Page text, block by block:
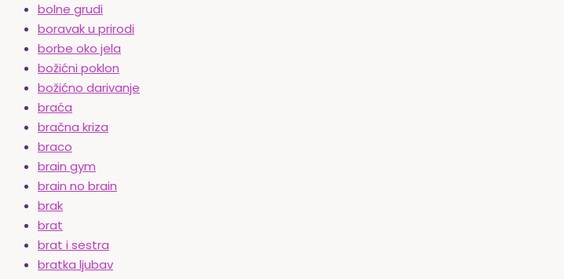
bolne grudi
boravak u prirodi
borbe oko jela
božićni poklon
božićno darivanje
braća
bračna kriza
braco
brain gym
brain no brain
brak
brat
brat i sestra
bratka ljubav